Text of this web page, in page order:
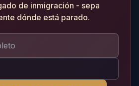
de inmigración - sepa
dónde está parado.